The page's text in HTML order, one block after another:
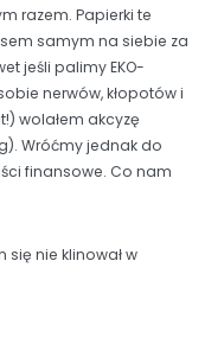
razem. Papierki te
samym na siebie za
jeśli palimy EKO-
nerwów, kłopotów i
wolałem akcyzę
Wróćmy jednak do
finansowe. Co nam
nie klinował w